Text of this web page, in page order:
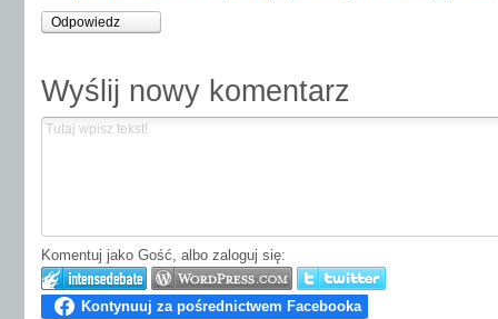
Odpowiedz
Wyślij nowy komentarz
Komentuj jako Gość, albo zaloguj się: